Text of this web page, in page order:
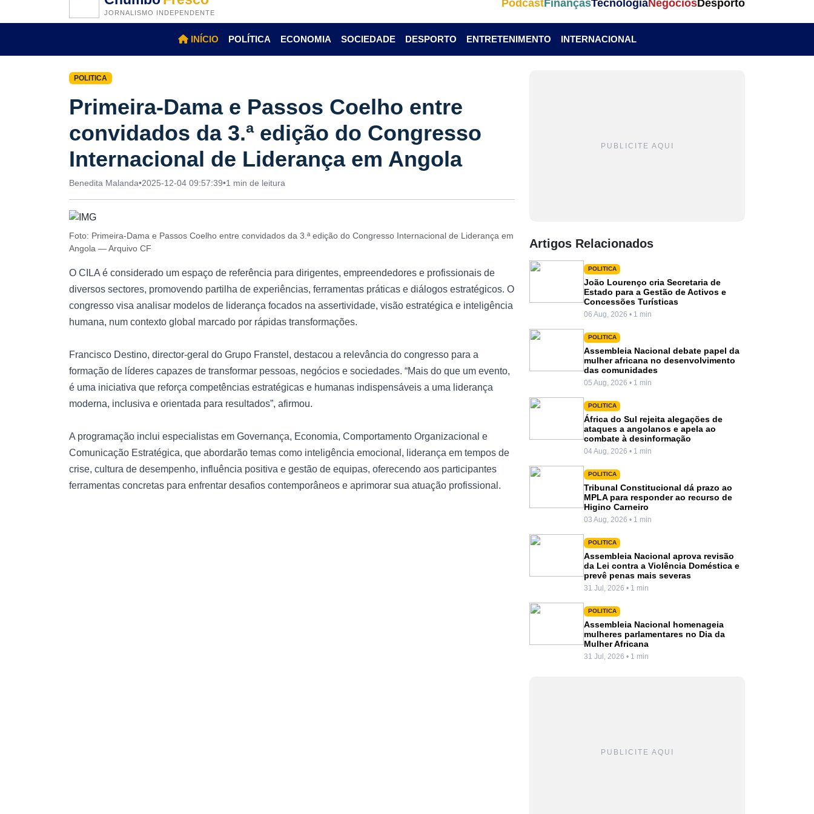
JORNALISMO INDEPENDENTE
PodcastFinançasTecnologiaNegóciosDesporto
INÍCIO POLÍTICA ECONOMIA SOCIEDADE DESPORTO ENTRETENIMENTO INTERNACIONAL
POLITICA
Primeira-Dama e Passos Coelho entre
convidados da 3.ª edição do Congresso
Internacional de Liderança em Angola
Benedita Malanda•2025-12-04 09:57:39•1 min de leitura
Foto: Primeira-Dama e Passos Coelho entre convidados da 3.ª edição do Congresso Internacional de Liderança em
Angola — Arquivo CF
O CILA é considerado um espaço de referência para dirigentes, empreendedores e profissionais de
diversos sectores, promovendo partilha de experiências, ferramentas práticas e diálogos estratégicos. O
congresso visa analisar modelos de liderança focados na assertividade, visão estratégica e inteligência
humana, num contexto global marcado por rápidas transformações.
Francisco Destino, director-geral do Grupo Franstel, destacou a relevância do congresso para a
formação de líderes capazes de transformar pessoas, negócios e sociedades. “Mais do que um evento,
é uma iniciativa que reforça competências estratégicas e humanas indispensáveis a uma liderança
moderna, inclusiva e orientada para resultados”, afirmou.
A programação inclui especialistas em Governança, Economia, Comportamento Organizacional e
Comunicação Estratégica, que abordarão temas como inteligência emocional, liderança em tempos de
crise, cultura de desempenho, influência positiva e gestão de equipas, oferecendo aos participantes
ferramentas concretas para enfrentar desafios contemporâneos e aprimorar sua atuação profissional.
PUBLICITE AQUI
Artigos Relacionados
POLITICA
João Lourenço cria Secretaria de
Estado para a Gestão de Activos e
Concessões Turísticas
06 Aug, 2026 • 1 min
POLITICA
Assembleia Nacional debate papel da
mulher africana no desenvolvimento
das comunidades
05 Aug, 2026 • 1 min
POLITICA
África do Sul rejeita alegações de
ataques a angolanos e apela ao
combate à desinformação
04 Aug, 2026 • 1 min
POLITICA
Tribunal Constitucional dá prazo ao
MPLA para responder ao recurso de
Higino Carneiro
03 Aug, 2026 • 1 min
POLITICA
Assembleia Nacional aprova revisão
da Lei contra a Violência Doméstica e
prevê penas mais severas
31 Jul, 2026 • 1 min
POLITICA
Assembleia Nacional homenageia
mulheres parlamentares no Dia da
Mulher Africana
31 Jul, 2026 • 1 min
PUBLICITE AQUI